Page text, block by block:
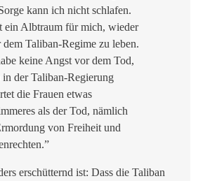
kann ich nicht schlafen.
ein Albtraum für mich, wieder
dem Taliban-Regime zu leben.
keine Angst vor dem Tod,
in der Taliban-Regierung
die Frauen etwas
als der Tod, nämlich
von Freiheit und
erschütternd ist: Dass die Taliban